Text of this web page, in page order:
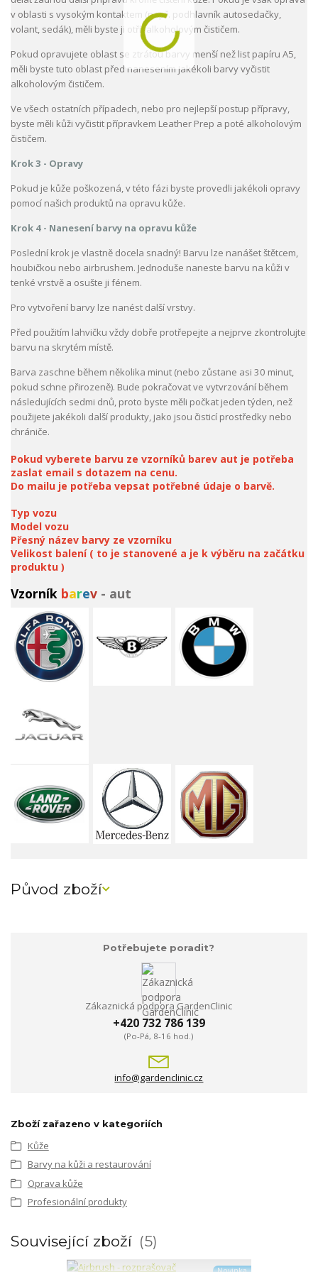
v oblasti s vysokým kontaktem (např. podhlavník autosedačky,
volant, sedák), měli byste ji otřít alkoholovým čističem.
Pokud opravujete oblast se ztrátou barvy menší než list papíru A5,
měli byste tuto oblast před nanesením jakékoli barvy vyčistit
alkoholovým čističem.
Ve všech ostatních případech, nebo pro nejlepší postup přípravy,
byste měli kůži vyčistit přípravkem Leather Prep a poté alkoholovým
čističem.
Krok 3 - Opravy
Pokud je kůže poškozená, v této fázi byste provedli jakékoli opravy
pomocí našich produktů na opravu kůže.
Krok 4 - Nanesení barvy na opravu kůže
Poslední krok je vlastně docela snadný! Barvu lze nanášet štětcem,
houbičkou nebo airbrushem. Jednoduše naneste barvu na kůži v
tenké vrstvě a osušte ji fénem.
Pro vytvoření barvy lze nanést další vrstvy.
Před použitím lahvičku vždy dobře protřepejte a nejprve zkontrolujte
barvu na skrytém místě.
Barva zaschne během několika minut (nebo zůstane asi 30 minut,
pokud schne přirozeně). Bude pokračovat ve vytvrzování během
následujících sedmi dnů, proto byste měli počkat jeden týden, než
použijete jakékoli další produkty, jako jsou čisticí prostředky nebo
chrániče.
Pokud vyberete barvu ze vzorníků barev aut je potřeba
zaslat email s dotazem na cenu.
Do mailu je potřeba vepsat potřebné údaje o barvě.
Typ vozu
Model vozu
Přesný název barvy ze vzorníku
Velikost balení ( to je stanovené a je k výběru na začátku
produktu )
Vzorník barev - aut
Původ zboží
Potřebujete poradit?
Zákaznická podpora GardenClinic
+420 732 786 139
(Po-Pá, 8-16 hod.)
info@gardenclinic.cz
Zboží zařazeno v kategoriích
Kůže
Barvy na kůži a restaurování
Oprava kůže
Profesionální produkty
Související zboží 5